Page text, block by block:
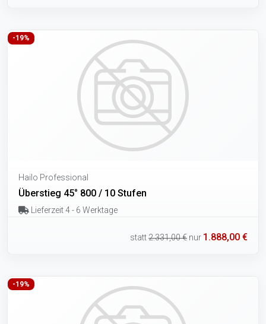
-19%
Hailo Professional
Überstieg 45° 800 / 10 Stufen
Lieferzeit 4 - 6 Werktage
statt2.331,00 € nur 1.888,00 €
-19%